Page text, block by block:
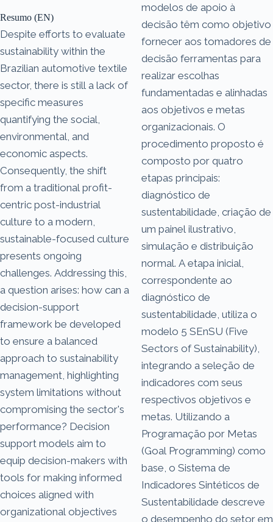
Resumo (EN)
Despite efforts to evaluate
sustainability within the
Brazilian automotive textile
sector, there is still a lack of
specific measures
quantifying the social,
environmental, and
economic aspects.
Consequently, the shift
from a traditional profit-
centric post-industrial
culture to a modern,
sustainable-focused culture
presents ongoing
challenges. Addressing this,
a question arises: how can a
decision-support
framework be developed
to ensure a balanced
approach to sustainability
management, highlighting
system limitations without
compromising the sector's
performance? Decision
support models aim to
equip decision-makers with
tools for making informed
choices aligned with
organizational objectives
modelos de apoio à
decisão têm como objetivo
fornecer aos tomadores de
decisão ferramentas para
realizar escolhas
fundamentadas e alinhadas
aos objetivos e metas
organizacionais. O
procedimento proposto é
composto por quatro
etapas principais:
diagnóstico de
sustentabilidade, criação de
um painel ilustrativo,
simulação e distribuição
normal. A etapa inicial,
correspondente ao
diagnóstico de
sustentabilidade, utiliza o
modelo 5 SEnSU (Five
Sectors of Sustainability),
integrando a seleção de
indicadores com seus
respectivos objetivos e
metas. Utilizando a
Programação por Metas
(Goal Programming) como
base, o Sistema de
Indicadores Sintéticos de
Sustentabilidade descreve
o desempenho do setor em